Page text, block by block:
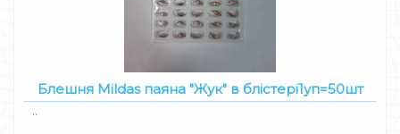
Блешня Mildas паяна "Жук" в блістері1уп=50шт
..